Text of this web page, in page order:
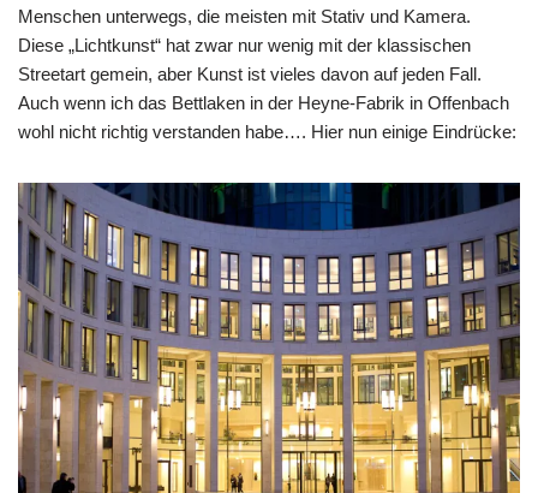
Menschen unterwegs, die meisten mit Stativ und Kamera.
Diese „Lichtkunst“ hat zwar nur wenig mit der klassischen
Streetart gemein, aber Kunst ist vieles davon auf jeden Fall.
Auch wenn ich das Bettlaken in der Heyne-Fabrik in Offenbach
wohl nicht richtig verstanden habe…. Hier nun einige Eindrücke: